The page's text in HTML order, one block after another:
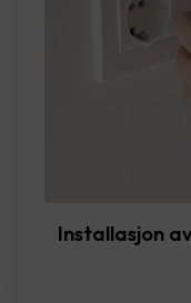
Installasjon